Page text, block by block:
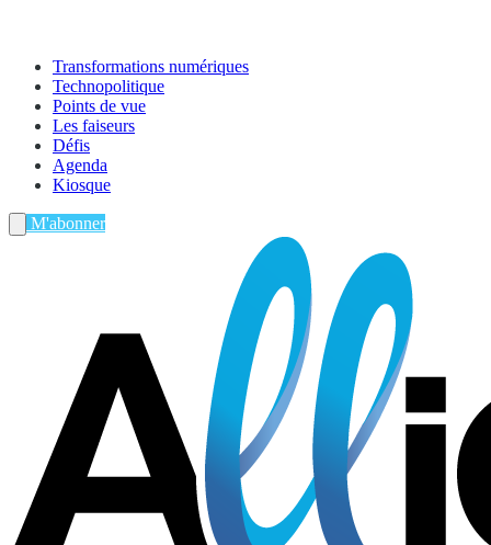
Transformations numériques
Technopolitique
Points de vue
Les faiseurs
Défis
Agenda
Kiosque
M'abonner